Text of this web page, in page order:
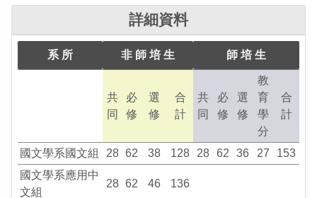
詳細資料
系 所 非 師 培 生 師 培 生
共
同
必
修
選
修
合
計
共
同
必
修
選
修
教
育
學
分
合
計
國文學系國文組 28 62 38 128 28 62 36 27
153
國文學系應用中
文組
28 62 46 136